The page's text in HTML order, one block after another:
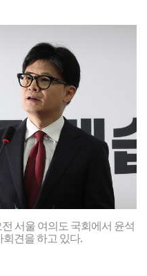
서울 여의도 국회에서 윤석
견을 하고 있다.